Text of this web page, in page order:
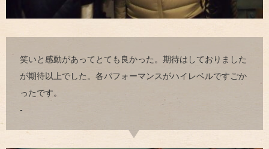
笑いと感動があってとても良かった。期待はしておりました
が期待以上でした。各パフォーマンスがハイレベルですごか
ったです。
-